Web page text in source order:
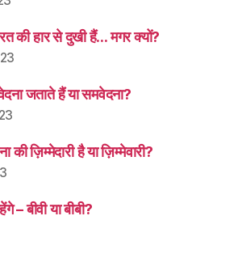
की हार से दुखी हैं… मगर क्यों?
जताते हैं या समवेदना?
की ज़िम्मेदारी है या ज़िम्मेवारी?
– बीवी या बीबी?